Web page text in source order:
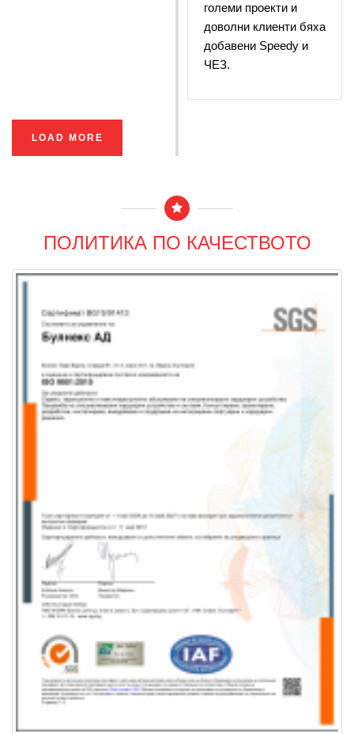
големи проекти и
доволни клиенти бяха
добавени Speedy и
ЧЕЗ.
LOAD MORE
ПОЛИТИКА ПО КАЧЕСТВОТО